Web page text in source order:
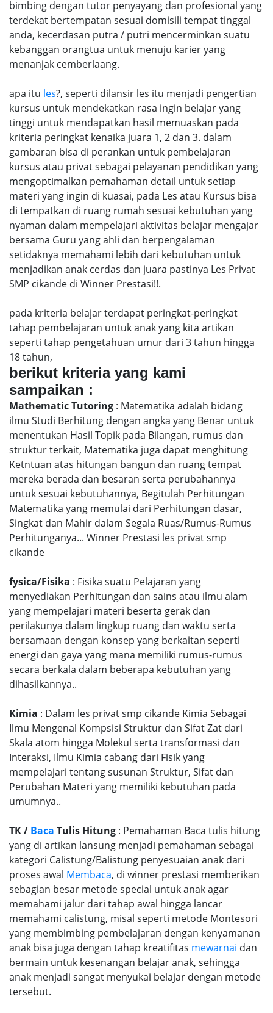
bimbing dengan tutor penyayang dan profesional yang
terdekat bertempatan sesuai domisili tempat tinggal
anda, kecerdasan putra / putri mencerminkan suatu
kebanggan orangtua untuk menuju karier yang
menanjak cemberlaang.
apa itu les?, seperti dilansir les itu menjadi pengertian
kursus untuk mendekatkan rasa ingin belajar yang
tinggi untuk mendapatkan hasil memuaskan pada
kriteria peringkat kenaika juara 1, 2 dan 3. dalam
gambaran bisa di perankan untuk pembelajaran
kursus atau privat sebagai pelayanan pendidikan yang
mengoptimalkan pemahaman detail untuk setiap
materi yang ingin di kuasai, pada Les atau Kursus bisa
di tempatkan di ruang rumah sesuai kebutuhan yang
nyaman dalam mempelajari aktivitas belajar mengajar
bersama Guru yang ahli dan berpengalaman
setidaknya memahami lebih dari kebutuhan untuk
menjadikan anak cerdas dan juara pastinya Les Privat
SMP cikande di Winner Prestasi!!.
pada kriteria belajar terdapat peringkat-peringkat
tahap pembelajaran untuk anak yang kita artikan
seperti tahap pengetahuan umur dari 3 tahun hingga
18 tahun,
berikut kriteria yang kami
sampaikan :
Mathematic Tutoring : Matematika adalah bidang
ilmu Studi Berhitung dengan angka yang Benar untuk
menentukan Hasil Topik pada Bilangan, rumus dan
struktur terkait, Matematika juga dapat menghitung
Ketntuan atas hitungan bangun dan ruang tempat
mereka berada dan besaran serta perubahannya
untuk sesuai kebutuhannya, Begitulah Perhitungan
Matematika yang memulai dari Perhitungan dasar,
Singkat dan Mahir dalam Segala Ruas/Rumus-Rumus
Perhitunganya... Winner Prestasi les privat smp
cikande
fysica/Fisika : Fisika suatu Pelajaran yang
menyediakan Perhitungan dan sains atau ilmu alam
yang mempelajari materi beserta gerak dan
perilakunya dalam lingkup ruang dan waktu serta
bersamaan dengan konsep yang berkaitan seperti
energi dan gaya yang mana memiliki rumus-rumus
secara berkala dalam beberapa kebutuhan yang
dihasilkannya..
Kimia : Dalam les privat smp cikande Kimia Sebagai
Ilmu Mengenal Kompsisi Struktur dan Sifat Zat dari
Skala atom hingga Molekul serta transformasi dan
Interaksi, Ilmu Kimia cabang dari Fisik yang
mempelajari tentang susunan Struktur, Sifat dan
Perubahan Materi yang memiliki kebutuhan pada
umumnya..
TK / Baca Tulis Hitung : Pemahaman Baca tulis hitung
yang di artikan lansung menjadi pemahaman sebagai
kategori Calistung/Balistung penyesuaian anak dari
proses awal Membaca, di winner prestasi memberikan
sebagian besar metode special untuk anak agar
memahami jalur dari tahap awal hingga lancar
memahami calistung, misal seperti metode Montesori
yang membimbing pembelajaran dengan kenyamanan
anak bisa juga dengan tahap kreatifitas mewarnai dan
bermain untuk kesenangan belajar anak, sehingga
anak menjadi sangat menyukai belajar dengan metode
tersebut.